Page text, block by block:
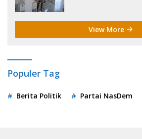
View More
Populer Tag
Berita Politik Partai NasDem